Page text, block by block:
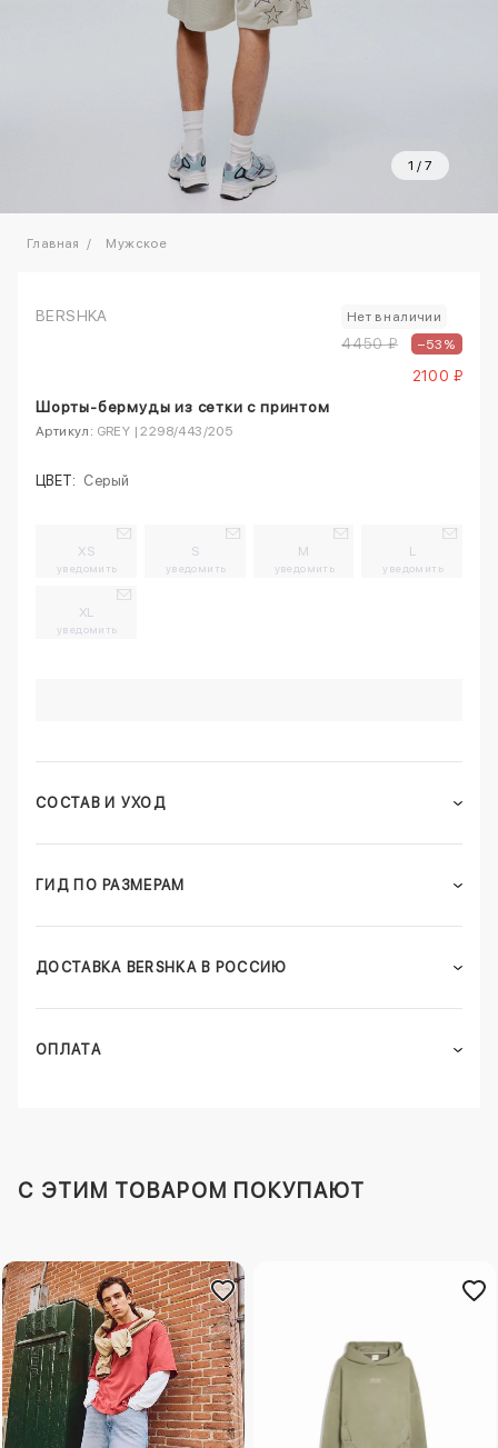
1 / 7
Главная Мужское
BERSHKA Нет в наличии
4450 ₽ –53%
2100 ₽
Шорты-бермуды из сетки с принтом
Артикул: GREY | 2298/443/205
ЦВЕТ: Серый
XS
уведомить
S
уведомить
M
уведомить
L
уведомить
XL
уведомить
СОСТАВ И УХОД
ГИД ПО РАЗМЕРАМ
ДОСТАВКА BERSHKA В РОССИЮ
ОПЛАТА
C ЭТИМ ТОВАРОМ ПОКУПАЮТ